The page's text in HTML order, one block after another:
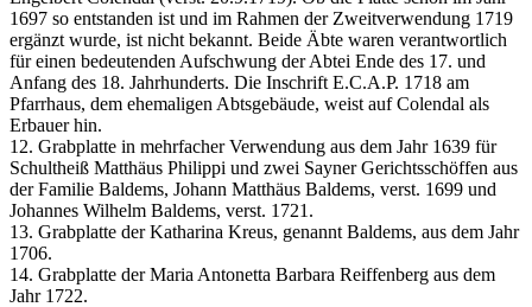
1697 so entstanden ist und im Rahmen der Zweitverwendung 1719
ergänzt wurde, ist nicht bekannt. Beide Äbte waren verantwortlich
für einen bedeutenden Aufschwung der Abtei Ende des 17. und
Anfang des 18. Jahrhunderts. Die Inschrift E.C.A.P. 1718 am
Pfarrhaus, dem ehemaligen Abtsgebäude, weist auf Colendal als
Erbauer hin.
12. Grabplatte in mehrfacher Verwendung aus dem Jahr 1639 für
Schultheiß Matthäus Philippi und zwei Sayner Gerichtsschöffen aus
der Familie Baldems, Johann Matthäus Baldems, verst. 1699 und
Johannes Wilhelm Baldems, verst. 1721.
13. Grabplatte der Katharina Kreus, genannt Baldems, aus dem Jahr
1706.
14. Grabplatte der Maria Antonetta Barbara Reiffenberg aus dem
Jahr 1722.